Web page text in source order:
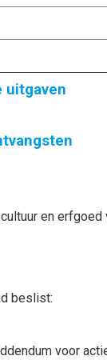
uitgaven
en
beslist:
voor